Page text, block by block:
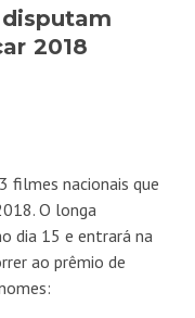
2018
filmes nacionais que
O longa
dia 15 e entrará na
ao prêmio de